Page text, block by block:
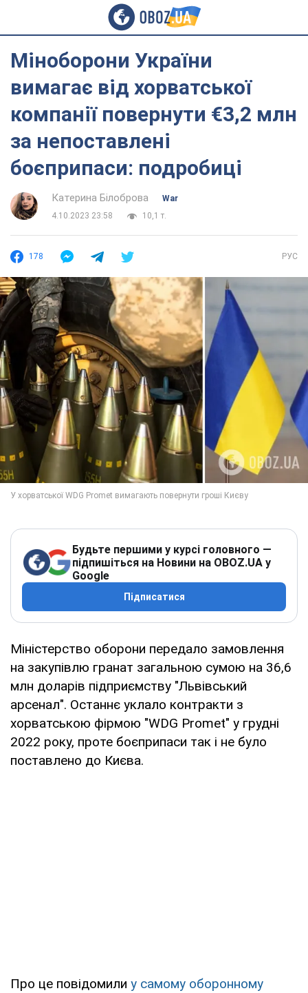
Міноборони України
вимагає від хорватської
компанії повернути €3,2 млн
за непоставлені
боєприпаси: подробиці
Катерина Білоброва
War
4.10.2023 23:58
10,1 т.
178 РУС
Будьте першими у курсі головного —
підпишіться на Новини на OBOZ.UA у
Google
Підписатися
Міністерство оборони передало замовлення
на закупівлю гранат загальною сумою на 36,6
млн доларів підприємству "Львівський
арсенал". Останнє уклало контракти з
хорватською фірмою "WDG Promet" у грудні
2022 року, проте боєприпаси так і не було
поставлено до Києва.
Про це повідомили у самому оборонному